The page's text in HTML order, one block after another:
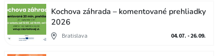
Kochova záhrada – komentované prehliadky
2026
Bratislava 04.07. - 26.09.